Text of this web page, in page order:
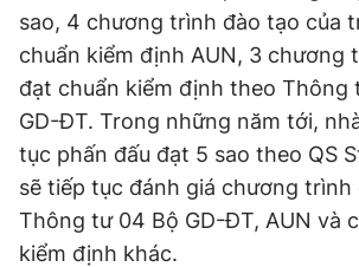
sao, 4 chương trình đào tạo của
chuẩn kiểm định AUN, 3 chương
đạt chuẩn kiểm định theo Thông
GD-ĐT. Trong những năm tới,
tục phấn đấu đạt 5 sao theo QS
sẽ tiếp tục đánh giá chương trình
Thông tư 04 Bộ GD-ĐT, AUN và
kiểm định khác.